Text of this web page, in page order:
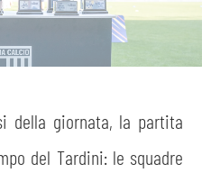
della giornata, la partita
del Tardini: le squadre